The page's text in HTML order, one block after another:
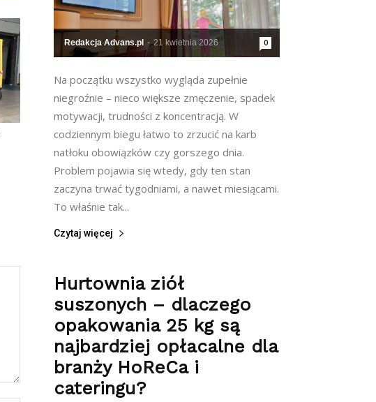
Redakcja Advans.pl - 21 kwietnia 2026 0
Na początku wszystko wygląda zupełnie
niegroźnie – nieco większe zmęczenie, spadek
motywacji, trudności z koncentracją. W
codziennym biegu łatwo to zrzucić na karb
natłoku obowiązków czy gorszego dnia.
Problem pojawia się wtedy, gdy ten stan
zaczyna trwać tygodniami, a nawet miesiącami.
To właśnie tak...
Czytaj więcej
Hurtownia ziół
suszonych – dlaczego
opakowania 25 kg są
najbardziej opłacalne dla
branży HoReCa i
cateringu?